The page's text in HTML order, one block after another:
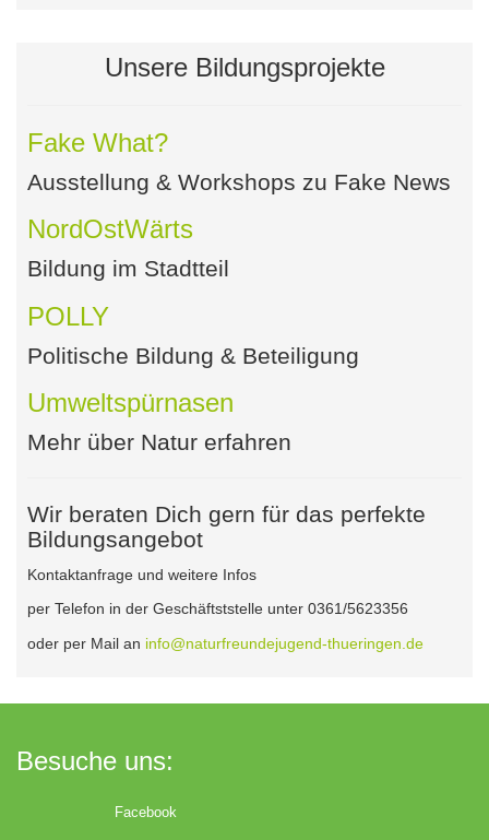
Unsere Bildungsprojekte
Fake What?
Ausstellung & Workshops zu Fake News
NordOstWärts
Bildung im Stadtteil
POLLY
Politische Bildung & Beteiligung
Umweltspürnasen
Mehr über Natur erfahren
Wir beraten Dich gern für das perfekte
Bildungsangebot
Kontaktanfrage und weitere Infos
per Telefon in der Geschäftststelle unter 0361/5623356
oder per Mail an info@naturfreundejugend-thueringen.de
Besuche uns:
Facebook